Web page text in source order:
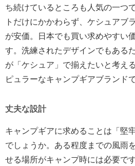
ち続けているところも人気の一つ
トだけにかかわらず、ケシュアブ
が安価。日本でも買い求めやすい
す。洗練されたデザインでもある
が「ケシュア」で揃えたいと考え
ピュラーなキャンプギアブランドで
丈夫な設計
キャンプギアに求めることは「堅
でしょうか。ある程度までの風雨
せる場所がキャンプ時には必要で